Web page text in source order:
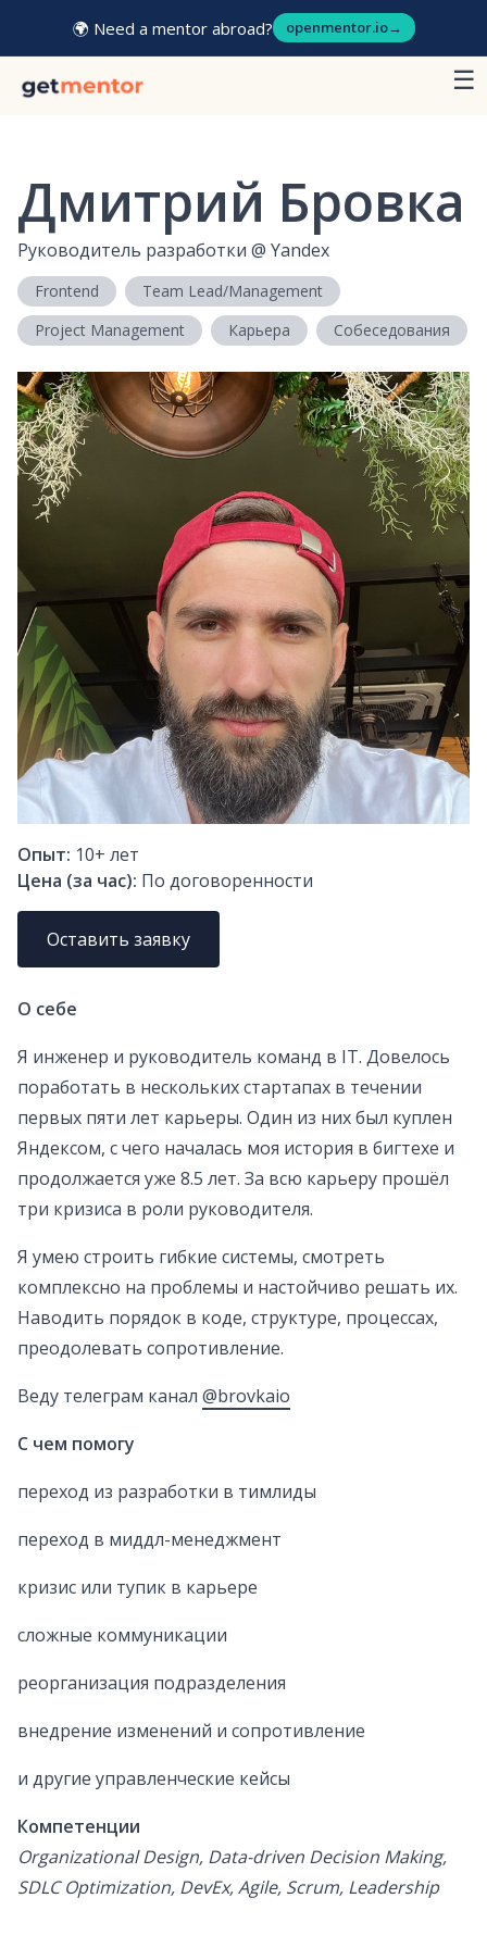
🌍 Need a mentor abroad? openmentor.io→
☰
Дмитрий Бровка
Руководитель разработки @ Yandex
Frontend
Team Lead/Management
Project Management
Карьера Собеседования
Опыт: 10+ лет
Цена (за час): По договоренности
Оставить заявку
О себе
Я инженер и руководитель команд в IT. Довелось
поработать в нескольких стартапах в течении
первых пяти лет карьеры. Один из них был куплен
Яндексом, с чего началась моя история в бигтехе и
продолжается уже 8.5 лет. За всю карьеру прошёл
три кризиса в роли руководителя.
Я умею строить гибкие системы, смотреть
комплексно на проблемы и настойчиво решать их.
Наводить порядок в коде, структуре, процессах,
преодолевать сопротивление.
Веду телеграм канал @brovkaio
С чем помогу
переход из разработки в тимлиды
переход в миддл-менеджмент
кризис или тупик в карьере
сложные коммуникации
реорганизация подразделения
внедрение изменений и сопротивление
и другие управленческие кейсы
Компетенции
Organizational Design, Data-driven Decision Making,
SDLC Optimization, DevEx, Agile, Scrum, Leadership